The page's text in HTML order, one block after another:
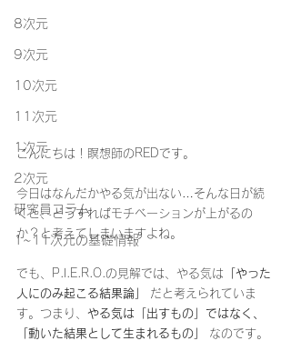
8次元
9次元
10次元
11次元
1次元
2次元
研究員コラム
1~11次元の基礎情報
こんにちは！瞑想師のREDです。
今日はなんだかやる気が出ない…そんな日が続
くと、どうすればモチベーションが上がるの
か？と考えてしまいますよね。
でも、P.I.E.R.O.の見解では、やる気は 「やった
人にのみ起こる結果論」
だと考えられていま
す。つまり、 やる気は「出すもの」ではなく、
「動いた結果として生まれるもの」
なのです。